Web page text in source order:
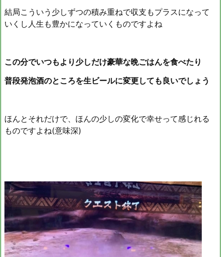
結局こういう少しずつの積み重ねで収支もプラスになって
いくし人生も豊かになっていくものですよね
この分でいつもより少しだけ豪華な晩ごはんを食べたり
普段発泡酒のところを生ビールに変更しても良いでしょう
ほんとそれだけで、ほんの少しの変化で幸せって感じれる
ものですよね(意味深)